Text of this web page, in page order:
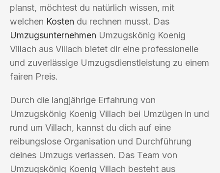
planst, möchtest du natürlich wissen, mit
welchen Kosten du rechnen musst. Das
Umzugsunternehmen Umzugskönig Koenig
Villach aus Villach bietet dir eine professionelle
und zuverlässige Umzugsdienstleistung zu einem
fairen Preis.
Durch die langjährige Erfahrung von
Umzugskönig Koenig Villach bei Umzügen in und
rund um Villach, kannst du dich auf eine
reibungslose Organisation und Durchführung
deines Umzugs verlassen. Das Team von
Umzugskönig Koenig Villach besteht aus